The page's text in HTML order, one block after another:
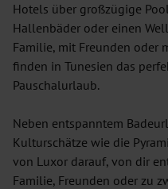
Hotels über großzügige
Hallenbäder oder einen
Familie, mit Freunden oder
finden in Tunesien das
Pauschalurlaub.
Neben entspanntem
Kulturschätze wie die
von Luxor darauf, von dir
Familie, Freunden oder zu